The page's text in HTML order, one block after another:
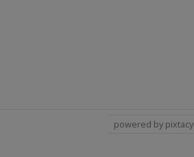
powered by pixtacy